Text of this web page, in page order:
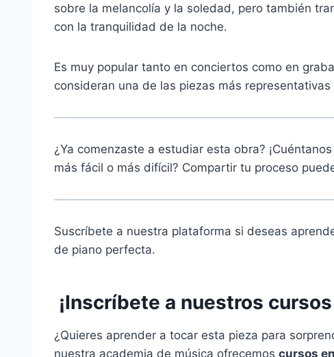
sobre la melancolía y la soledad, pero también
con la tranquilidad de la noche.
Es muy popular tanto en conciertos como en
consideran una de las piezas más
¿Ya comenzaste a estudiar esta obra?
más fácil o más difícil? Compartir tu proceso
Suscríbete a nuestra plataforma si deseas
de piano perfecta.
¡Inscríbete a nuestros
¿Quieres aprender a tocar esta pieza para
nuestra academia de música ofrecemos cursos